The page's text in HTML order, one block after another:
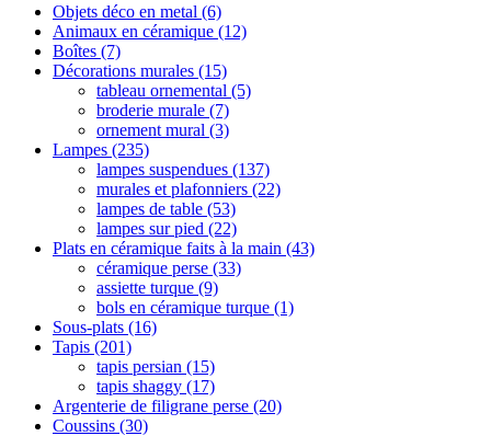
Objets déco en metal (6)
Animaux en céramique (12)
Boîtes (7)
Décorations murales (15)
tableau ornemental (5)
broderie murale (7)
ornement mural (3)
Lampes (235)
lampes suspendues (137)
murales et plafonniers (22)
lampes de table (53)
lampes sur pied (22)
Plats en céramique faits à la main (43)
céramique perse (33)
assiette turque (9)
‌‌bols en céramique turque (1)
Sous-plats (16)
Tapis (201)
tapis persian (15)
tapis shaggy (17)
Argenterie de filigrane perse (20)
Coussins (30)